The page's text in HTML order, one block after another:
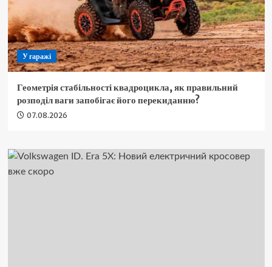
У гаражі
Геометрія стабільності квадроцикла, як правильний
розподіл ваги запобігає його перекиданню?
07.08.2026